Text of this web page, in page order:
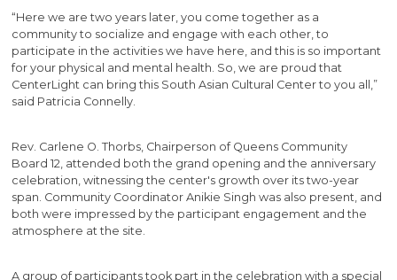
“Here we are two years later, you come together as a
community to socialize and engage with each other, to
participate in the activities we have here, and this is so important
for your physical and mental health. So, we are proud that
CenterLight can bring this South Asian Cultural Center to you all,”
said Patricia Connelly.
Rev. Carlene O. Thorbs, Chairperson of Queens Community
Board 12, attended both the grand opening and the anniversary
celebration, witnessing the center's growth over its two-year
span. Community Coordinator Anikie Singh was also present, and
both were impressed by the participant engagement and the
atmosphere at the site.
A group of participants took part in the celebration with a special